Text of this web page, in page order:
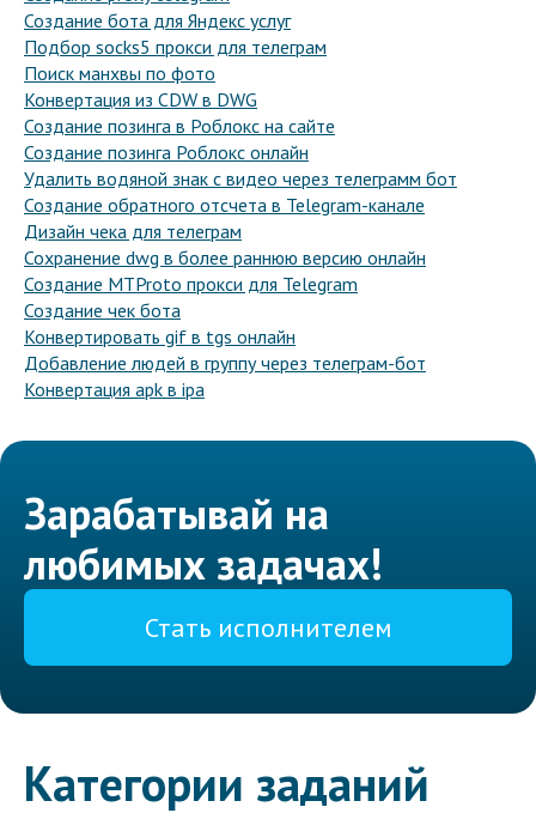
Создание бота для Яндекс услуг
Подбор socks5 прокси для телеграм
Поиск манхвы по фото
Конвертация из CDW в DWG
Создание позинга в Роблокс на сайте
Создание позинга Роблокс онлайн
Удалить водяной знак с видео через телеграмм бот
Создание обратного отсчета в Telegram-канале
Дизайн чека для телеграм
Сохранение dwg в более раннюю версию онлайн
Создание MTProto прокси для Telegram
Создание чек бота
Конвертировать gif в tgs онлайн
Добавление людей в группу через телеграм-бот
Конвертация apk в ipa
Зарабатывай на
любимых задачах!
Стать исполнителем
Категории заданий